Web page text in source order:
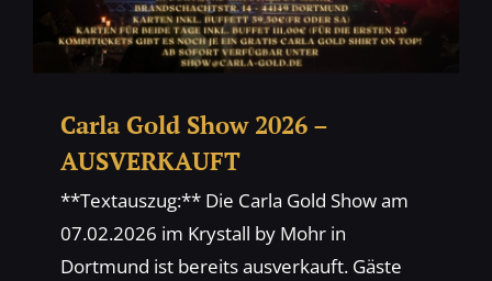
Carla Gold Show 2026 –
AUSVERKAUFT
**Textauszug:** Die Carla Gold Show am
07.02.2026 im Krystall by Mohr in
Dortmund ist bereits ausverkauft. Gäste